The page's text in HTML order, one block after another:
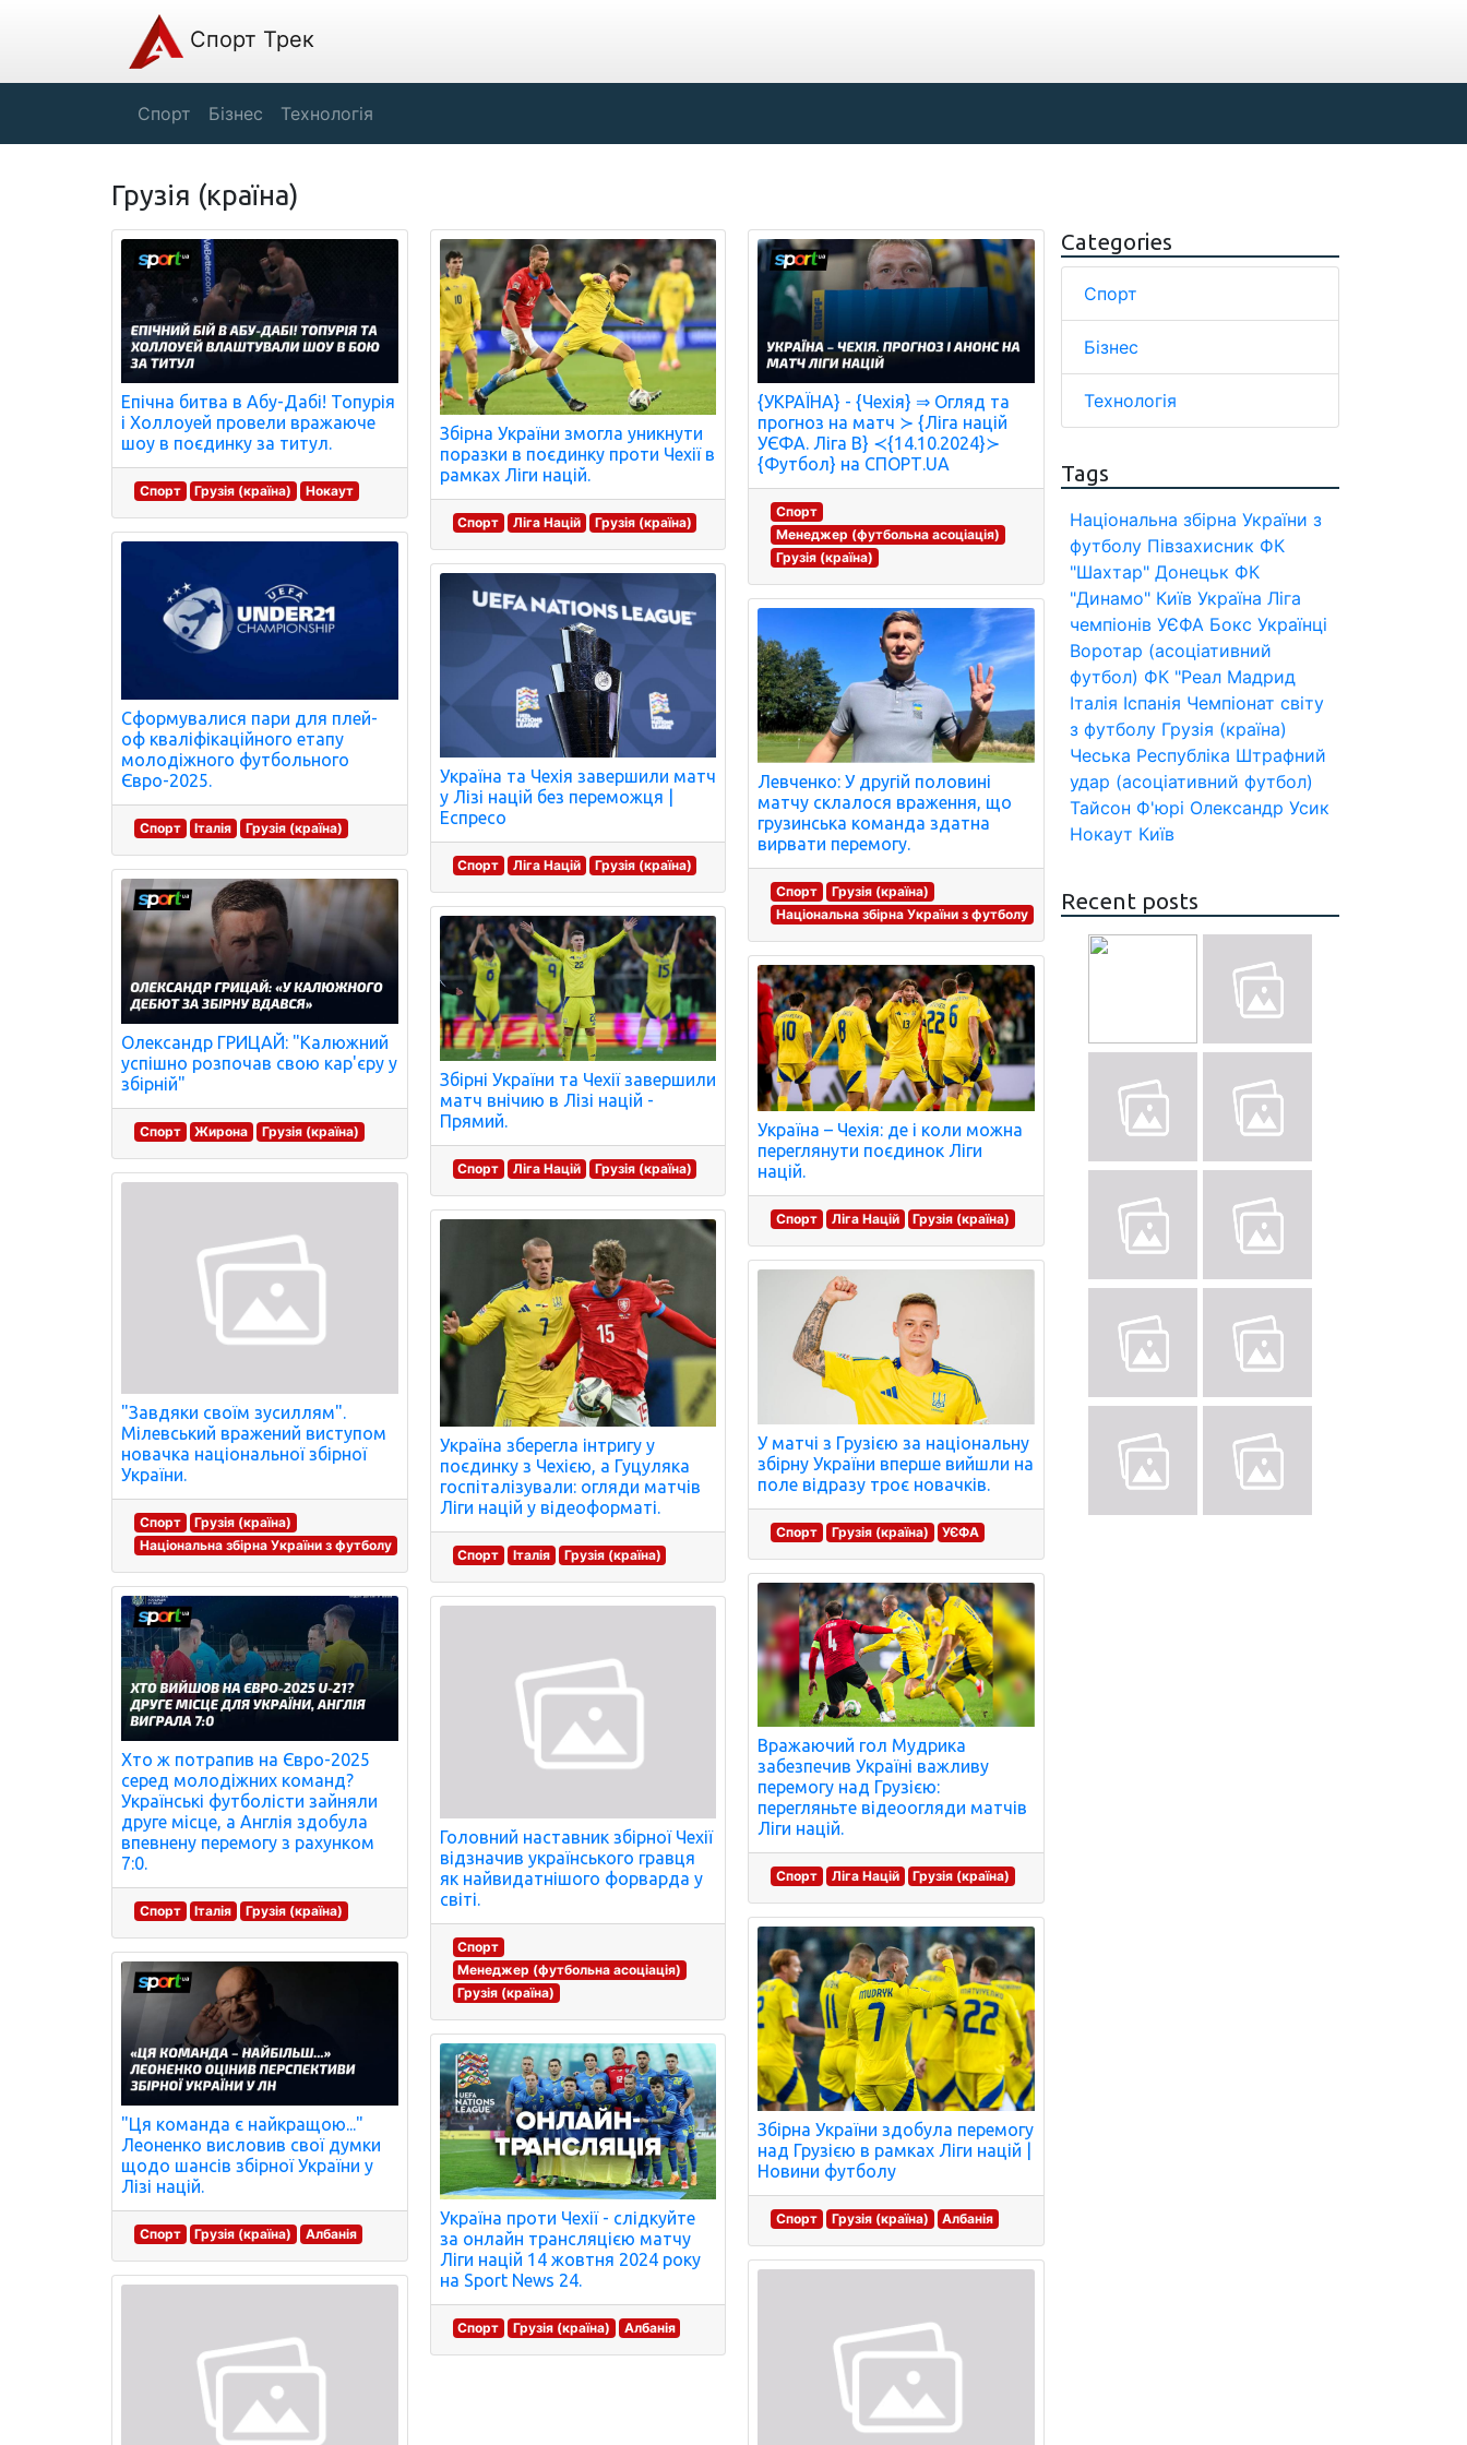
Спорт Трек
Спорт Бізнес Технологія
Грузія (країна)
Епічна битва в Абу-Дабі! Топурія
і Холлоуей провели вражаюче
шоу в поєдинку за титул.
Спорт Грузія (країна) Нокаут
Сформувалися пари для плей-
оф кваліфікаційного етапу
молодіжного футбольного
Євро-2025.
Спорт Італія Грузія (країна)
Олександр ГРИЦАЙ: "Калюжний
успішно розпочав свою кар'єру у
збірній"
Спорт Жирона Грузія (країна)
"Завдяки своїм зусиллям".
Мілевський вражений виступом
новачка національної збірної
України.
Спорт
Грузія (країна)
Національна збірна України з футболу
Хто ж потрапив на Євро-2025
серед молодіжних команд?
Українські футболісти зайняли
друге місце, а Англія здобула
впевнену перемогу з рахунком
7:0.
Спорт Італія Грузія (країна)
"Ця команда є найкращою..."
Леоненко висловив свої думки
щодо шансів збірної України у
Лізі націй.
Спорт Грузія (країна) Албанія
Збірна України змогла уникнути
поразки в поєдинку проти Чехії в
рамках Ліги націй.
Спорт Ліга Націй Грузія (країна)
Україна та Чехія завершили матч
у Лізі націй без переможця |
Еспресо
Спорт Ліга Націй Грузія (країна)
Збірні України та Чехії завершили
матч внічию в Лізі націй -
Прямий.
Спорт Ліга Націй Грузія (країна)
Україна зберегла інтригу у
поєдинку з Чехією, а Гуцуляка
госпіталізували: огляди матчів
Ліги націй у відеоформаті.
Спорт Італія Грузія (країна)
Головний наставник збірної Чехії
відзначив українського гравця
як найвидатнішого форварда у
світі.
Спорт
Менеджер (футбольна асоціація)
Грузія (країна)
Україна проти Чехії - слідкуйте
за онлайн трансляцією матчу
Ліги націй 14 жовтня 2024 року
на Sport News 24.
Спорт Грузія (країна) Албанія
{УКРАЇНА} - {Чехія} ⇒ Огляд та
прогноз на матч ≻ {Ліга націй
УЄФА. Ліга B} ≺{14.10.2024}≻
{Футбол} на СПОРТ.UA
Спорт
Менеджер (футбольна асоціація)
Грузія (країна)
Левченко: У другій половині
матчу склалося враження, що
грузинська команда здатна
вирвати перемогу.
Спорт
Грузія (країна)
Національна збірна України з футболу
Україна – Чехія: де і коли можна
переглянути поєдинок Ліги
націй.
Спорт Ліга Націй Грузія (країна)
У матчі з Грузією за національну
збірну України вперше вийшли на
поле відразу троє новачків.
Спорт Грузія (країна) УЄФА
Вражаючий гол Мудрика
забезпечив Україні важливу
перемогу над Грузією:
перегляньте відеоогляди матчів
Ліги націй.
Спорт Ліга Націй Грузія (країна)
Збірна України здобула перемогу
над Грузією в рамках Ліги націй |
Новини футболу
Спорт Грузія (країна) Албанія
Categories
Спорт
Бізнес
Технологія
Tags
Національна збірна України з
футболу Півзахисник ФК
"Шахтар" Донецьк ФК
"Динамо" Київ Україна Ліга
чемпіонів УЄФА Бокс Українці
Воротар (асоціативний
футбол) ФК "Реал Мадрид
Італія Іспанія Чемпіонат світу
з футболу Грузія (країна)
Чеська Республіка Штрафний
удар (асоціативний футбол)
Тайсон Ф'юрі Олександр Усик
Нокаут Київ
Recent posts